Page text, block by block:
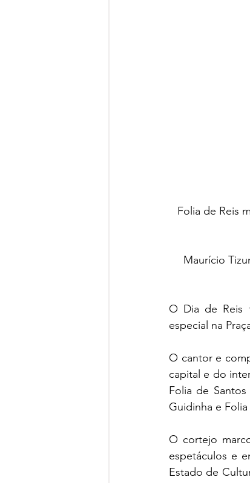
Folia de Reis
Maurício
O Dia de Reis
especial na
O cantor e
capital e do
Folia de
Guidinha e Folia
O cortejo
espetáculos e
Estado de